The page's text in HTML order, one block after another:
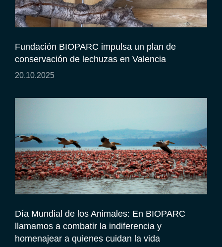
Fundación BIOPARC impulsa un plan de
conservación de lechuzas en Valencia
20.10.2025
Día Mundial de los Animales: En BIOPARC
llamamos a combatir la indiferencia y
homenajear a quienes cuidan la vida